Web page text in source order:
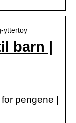
yttertoy
barn |
pengene |